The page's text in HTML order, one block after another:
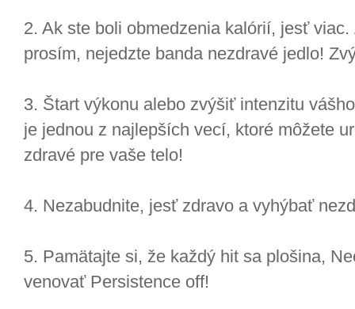
2. Ak ste boli obmedzenia kalórií, jesť
prosím, nejedzte banda nezdravé jedlo!
3. Štart výkonu alebo zvýšiť intenzitu
je jednou z najlepších vecí, ktoré môžete
zdravé pre vaše telo!
4. Nezabudnite, jesť zdravo a vyhýbať
5. Pamätajte si, že každý hit sa plošina,
venovať Persistence off!